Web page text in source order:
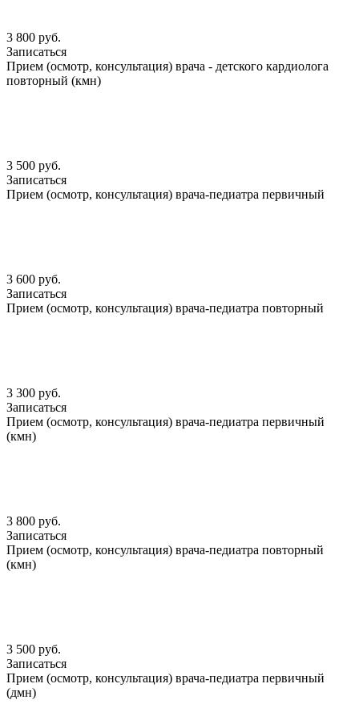
3 800 руб.
Записаться
Прием (осмотр, консультация) врача - детского кардиолога
повторный (кмн)
3 500 руб.
Записаться
Прием (осмотр, консультация) врача-педиатра первичный
3 600 руб.
Записаться
Прием (осмотр, консультация) врача-педиатра повторный
3 300 руб.
Записаться
Прием (осмотр, консультация) врача-педиатра первичный
(кмн)
3 800 руб.
Записаться
Прием (осмотр, консультация) врача-педиатра повторный
(кмн)
3 500 руб.
Записаться
Прием (осмотр, консультация) врача-педиатра первичный
(дмн)